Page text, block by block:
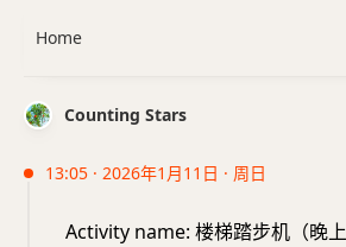
Counting Stars
13:05 · 2026年1月11日 · 周日
Activity name: 楼梯踏步机（晚上
Home